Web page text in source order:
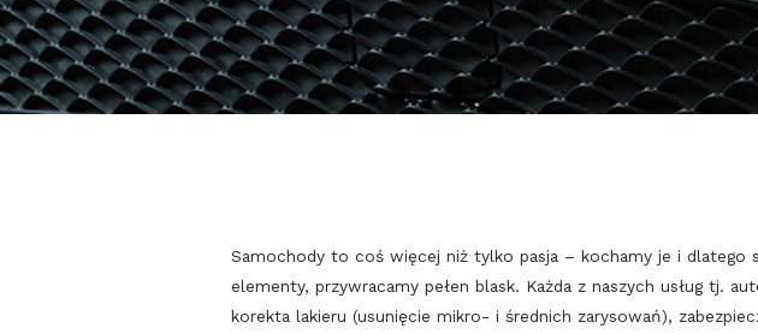
Samochody to coś więcej niż tylko pasja – kochamy je i dlatego
elementy, przywracamy pełen blask. Każda z naszych usług tj.
korekta lakieru (usunięcie mikro- i średnich zarysowań),